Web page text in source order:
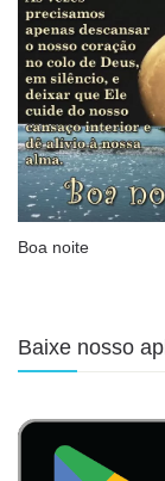
Boa noite
Baixe nosso